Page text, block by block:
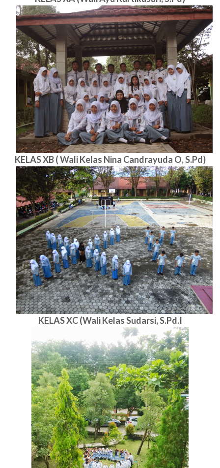
KELAS XB ( Wali Kelas Nina Candrayuda O, S.Pd)
KELAS XC (Wali Kelas Sudarsi, S.Pd.I